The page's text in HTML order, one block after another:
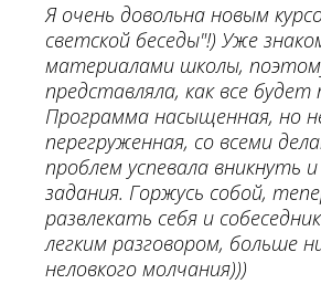
Я очень довольна новым
светской беседы"!) Уже
материалами школы,
представляла, как все будет
Программа насыщенная, но
перегруженная, со всеми
проблем успевала вникнуть
задания. Горжусь собой,
развлекать себя и
легким разговором, больше
неловкого молчания)))